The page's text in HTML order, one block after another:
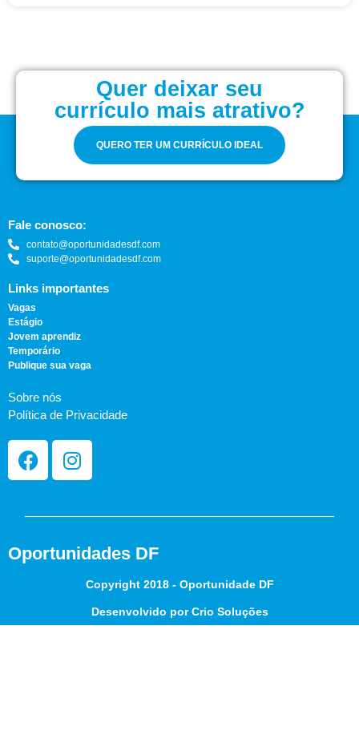
Quer deixar seu
currículo mais atrativo?
QUERO TER UM CURRÍCULO IDEAL
Fale conosco:
contato@oportunidadesdf.com
suporte@oportunidadesdf.com
Links importantes
Vagas
Estágio
Jovem aprendiz
Temporário
Publique sua vaga
Sobre nós
Política de Privacidade
Oportunidades DF
Copyright 2018 - Oportunidade DF
Desenvolvido por Crio Soluções